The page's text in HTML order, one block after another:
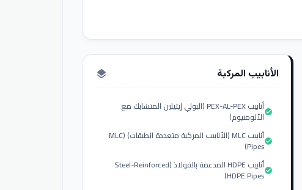
الأنابيب المركبة layers
أنابيب PEX-AL-PEX (البولي إيثيلين المتشابك مع
الألومنيوم)check_circle
أنابيب MLC (الأنابيب المركبة متعددة الطبقات) (MLC
Pipes)check_circle
أنابيب HDPE المدعمة بالفولاذ (Steel-Reinforced
HDPE Pipes)check_circle